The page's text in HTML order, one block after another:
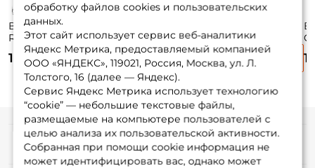
Воблер Zipbaits
Rigge 35f 3,5см.
2гр. 510R до 0,8м.
floating
1 750 ₽
Khamsin Jr. 50 Dr
5см. 4,2гр. #510R
до 1,5м. suspending
1 690 ₽
Squad Minnow 65
6,5см. 5,8гр. matt
tiger до 1м.
1 670 ₽ 1
обработку файлов cookies и пользовательских
данных.
Этот сайт использует сервис веб-аналитики
Яндекс Метрика, предоставляемый компанией
ООО «ЯНДЕКС», 119021, Россия, Москва, ул. Л.
Толстого, 16 (далее — Яндекс).
Сервис Яндекс Метрика использует технологию
“cookie” — небольшие текстовые файлы,
размещаемые на компьютере пользователей с
целью анализа их пользовательской активности.
Собранная при помощи cookie информация не
может идентифицировать вас, однако может
Информация